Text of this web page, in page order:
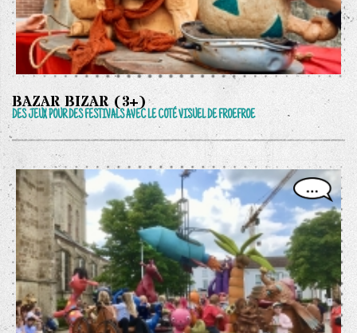
BAZAR BIZAR (3+)
DES JEUX POUR DES FESTIVALS AVEC LE COTÉ VISUEL DE FROEFROE